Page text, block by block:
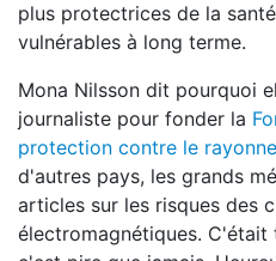
plus protectrices de la
vulnérables à long terme.
Mona Nilsson dit pourquoi
journaliste pour fonder la
protection contre le
d'autres pays, les grands
articles sur les risques des
électromagnétiques.